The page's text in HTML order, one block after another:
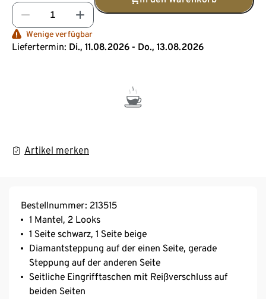
Wenige verfügbar
Liefertermin: Di., 11.08.2026 - Do., 13.08.2026
Artikel merken
Bestellnummer: 213515
1 Mantel, 2 Looks
1 Seite schwarz, 1 Seite beige
Diamantsteppung auf der einen Seite, gerade
Steppung auf der anderen Seite
Seitliche Eingrifftaschen mit Reißverschluss auf
beiden Seiten